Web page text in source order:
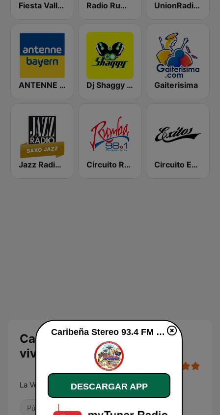
Fiesta Vallenata Radio Rumbos UnionRadio 104.5
ANTENNE BAYERN Dj Shaggy Venezuela Gaiterisima
Jazz Radio Saxo Jazz Circuito Rumba - Guayana Circuito Exitos 99.9 FM
Caribeña Stereo 93.4 FM en
vivo
La Verdadera Radio
Pública
Caribeña Stereo 93.4 FM en vivo
DESCARGAR APP